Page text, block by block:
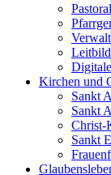
Leitbild
Kirchen und
Sankt
Sankt
Christ-
Sankt